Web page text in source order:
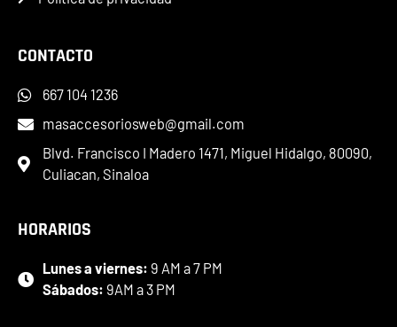
CONTACTO
667 104 1236
masaccesoriosweb@gmail.com
Blvd. Francisco I Madero 1471, Miguel Hidalgo, 80090,
Culiacan, Sinaloa
HORARIOS
Lunes a viernes: 9 AM a 7 PM
Sábados: 9AM a 3 PM